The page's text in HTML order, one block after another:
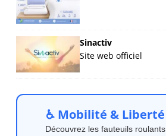
Sinactiv
Site web officiel
♿ Mobilité & Liberté
Découvrez les fauteuils roulants